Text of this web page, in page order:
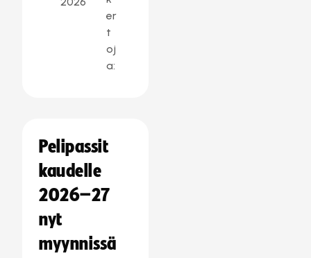
er
t
oj
a:
Pelipassit
kaudelle
2026–27
nyt
myynnissä